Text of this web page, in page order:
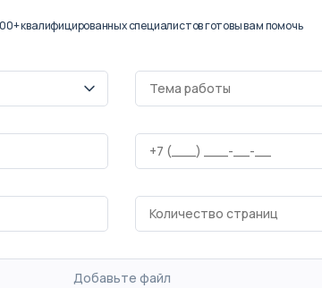
квалифицированных специалистов готовы вам помочь
Добавьте файл